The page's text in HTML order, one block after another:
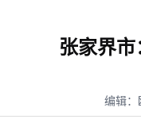
张家界
编辑：